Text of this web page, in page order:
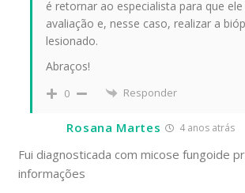
é retornar ao especialista para que
avaliação e, nesse caso, realizar a
lesionado.
Abraços!
0 Responder
Rosana Martes 4 anos atrás
Fui diagnosticada com micose fungoide
informações